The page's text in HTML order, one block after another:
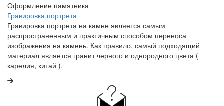
Оформление памятника
Гравировка портрета
Гравировка портрета на камне является самым
распространенным и практичным способом переноса
изображения на камень. Как правило, самый подходящий
материал является гранит черного и однородного цвета (
карелия, китай ).